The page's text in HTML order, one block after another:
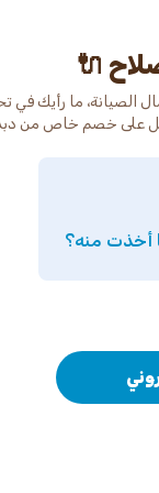
🔌
الصيانة، ما رأيك في
على خصم خاص من
أخذت منه؟